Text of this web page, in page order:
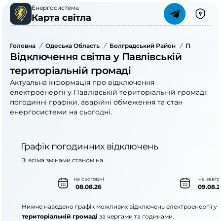
Енергосистема
Карта світла
Головна / Одеська Область / Болградський Район /
Відключення світла у Павлівській
територіальній громаді
Актуальна інформація про відключення
електроенергії у Павлівській територіальній громаді:
погодинні графіки, аварійні обмеження та стан
енергосистеми на сьогодні.
Графік погодинних відключень
на сьогодні
08.08.26
на
Зі всіма змінами станом на
Нижче наведено графік можливих відключень електроенергії у
територіальній громаді за чергами та годинами.